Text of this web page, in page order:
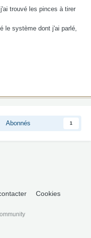
trouvé les pinces à tirer
le système dont j'ai parlé,
Abonnés 1
Cookies